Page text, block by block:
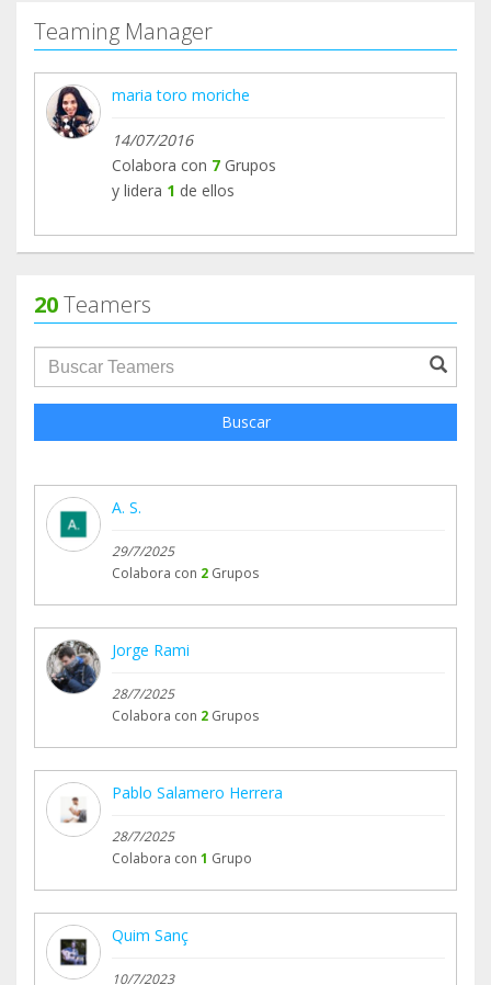
Teaming Manager
maria toro moriche
14/07/2016
Colabora con 7 Grupos
y lidera 1 de ellos
20Teamers
groupProfile.searchForm.search.text???
Buscar
A. S.
29/7/2025
Colabora con 2 Grupos
Jorge Rami
28/7/2025
Colabora con 2 Grupos
Pablo Salamero Herrera
28/7/2025
Colabora con 1 Grupo
Quim Sanç
10/7/2023